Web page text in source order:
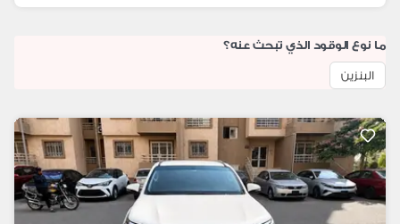
ما نوع الوقود الذي تبحث عنه؟
البنزين